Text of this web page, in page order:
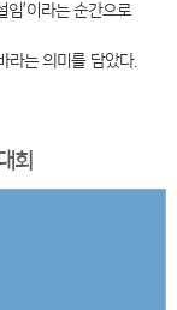
임’이라는 순간으로
라는 의미를 담았다.
회